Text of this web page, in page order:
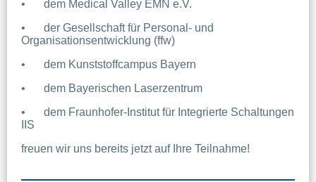
•	dem Medical Valley EMN e.V.
•	der Gesellschaft für Personal- und
Organisationsentwicklung (ffw)
•	dem Kunststoffcampus Bayern
•	dem Bayerischen Laserzentrum
•	dem Fraunhofer-Institut für Integrierte Schaltungen
IIS
freuen wir uns bereits jetzt auf Ihre Teilnahme!